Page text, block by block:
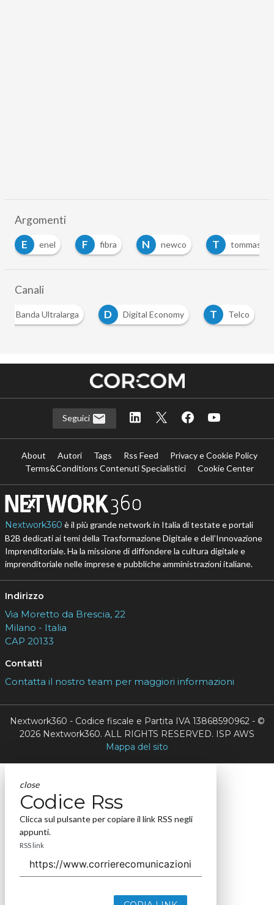
Argomenti
E
enel F fibra N newco T tommaso
Canali
Banda Ultralarga D Digital Economy T
Telco
Seguici
About Autori Tags Rss Feed
Privacy e Cookie Policy
Terms&Conditions Contenuti Specialistici
Cookie Center
Nextwork360 è il più grande network in Italia di testate e portali
B2B dedicati ai temi della Trasformazione Digitale e dell’Innovazione
Imprenditoriale. Ha la missione di diffondere la cultura digitale e
imprenditoriale nelle imprese e pubbliche amministrazioni italiane.
Indirizzo
Via Moretto da Brescia, 22
Milano - Italia
CAP 20133
Contatti
Contatta il nostro team per maggiori informazioni
Nextwork360 - Codice fiscale e Partita IVA 13868590962 - ©
2026 Nextwork360. ALL RIGHTS RESERVED. ISP AWS
Mappa del sito
close
Codice Rss
Clicca sul pulsante per copiare il link RSS negli
appunti.
RSS link